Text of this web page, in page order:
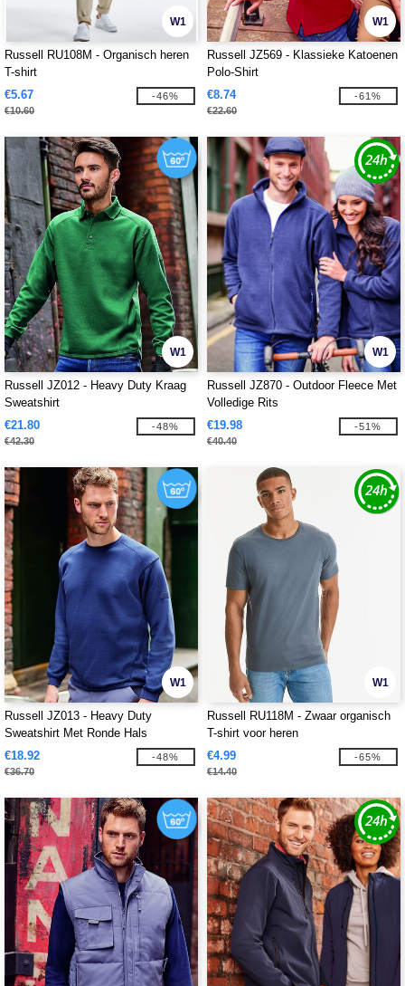
W1
Russell RU108M - Organisch heren
T-shirt
€5.67
€10.60
-46%
W1
Russell JZ569 - Klassieke Katoenen
Polo-Shirt
€8.74
€22.60
-61%
W1
Russell JZ012 - Heavy Duty Kraag
Sweatshirt
€21.80
€42.30
-48%
W1
Russell JZ870 - Outdoor Fleece Met
Volledige Rits
€19.98
€40.40
-51%
W1
Russell JZ013 - Heavy Duty
Sweatshirt Met Ronde Hals
€18.92
€36.70
-48%
W1
Russell RU118M - Zwaar organisch
T-shirt voor heren
€4.99
€14.40
-65%